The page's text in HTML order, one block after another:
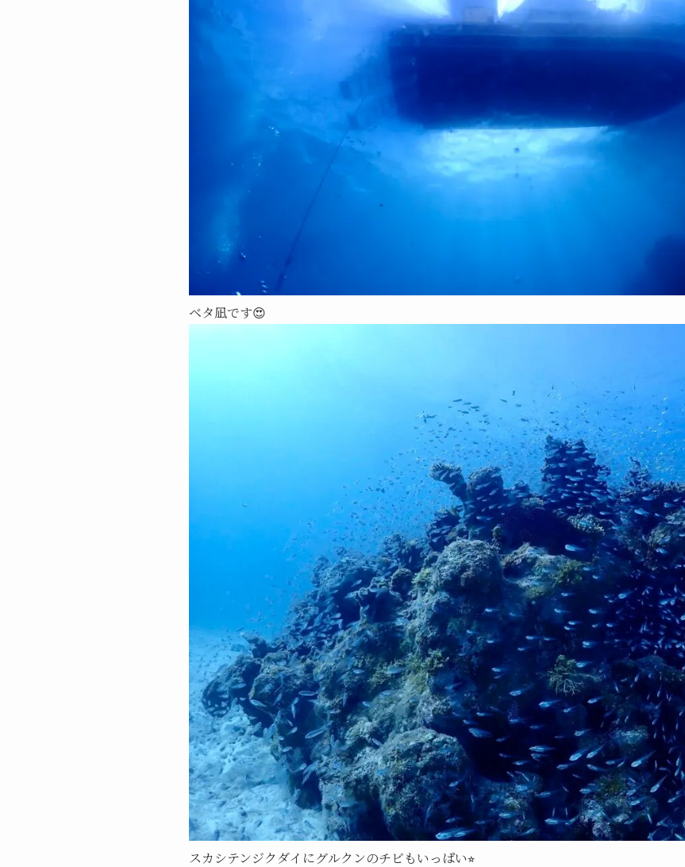
ベタ凪です😍
スカシテンジクダイにグルクンのチビもいっぱい⭐︎